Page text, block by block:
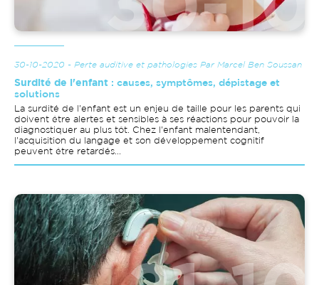
30-10-2020 - Perte auditive et pathologies Par Marcel Ben Soussan
Surdité de l'enfant : causes, symptômes, dépistage et
solutions
La surdité de l'enfant est un enjeu de taille pour les parents qui
doivent être alertes et sensibles à ses réactions pour pouvoir la
diagnostiquer au plus tôt. Chez l'enfant malentendant,
l'acquisition du langage et son développement cognitif
peuvent être retardés...
Image